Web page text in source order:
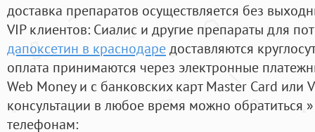
доставка препаратов осуществляется без
VIP клиентов: Сиалис и другие препараты для
дапоксетин в краснодаредоставляются
оплата принимаются через электронные
Web Money и с банковских карт Master Card или
консультации в любое время можно обратиться
телефонам: